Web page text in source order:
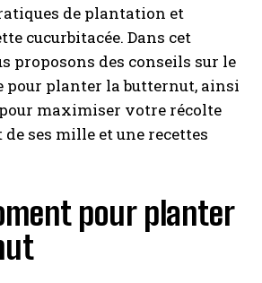
de plantation et
cucurbitacée. Dans cet
proposons des conseils sur le
pour planter la butternut, ainsi
pour maximiser votre récolte
ses mille et une recettes
pour planter